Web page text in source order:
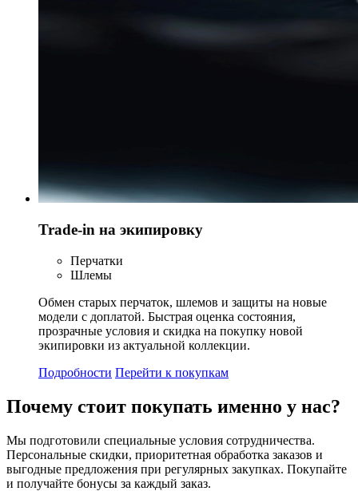
Trade-in на экипировку
Перчатки
Шлемы
Обмен старых перчаток, шлемов и защиты на новые
модели с доплатой. Быстрая оценка состояния,
прозрачные условия и скидка на покупку новой
экипировки из актуальной коллекции.
Подробности Перейти к покупкам
Почему стоит покупать именно у нас?
Мы подготовили специальные условия сотрудничества.
Персональные скидки, приоритетная обработка заказов и
выгодные предложения при регулярных закупках. Покупайте
и получайте бонусы за каждый заказ.